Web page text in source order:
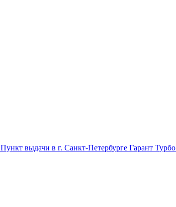
Пункт выдачи в г. Санкт-Петербурге Гарант Турбо